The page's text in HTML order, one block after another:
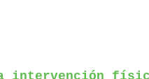
intervención